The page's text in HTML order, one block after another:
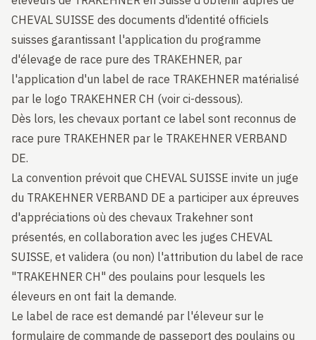
CHEVAL SUISSE des documents d'identité officiels
suisses garantissant l'application du programme
d'élevage de race pure des TRAKEHNER, par
l'application d'un label de race TRAKEHNER matérialisé
par le logo TRAKEHNER CH (voir ci-dessous).
Dès lors, les chevaux portant ce label sont reconnus de
race pure TRAKEHNER par le TRAKEHNER VERBAND
DE.
La convention prévoit que CHEVAL SUISSE invite un juge
du TRAKEHNER VERBAND DE a participer aux épreuves
d'appréciations où des chevaux Trakehner sont
présentés, en collaboration avec les juges CHEVAL
SUISSE, et validera (ou non) l'attribution du label de race
"TRAKEHNER CH" des poulains pour lesquels les
éleveurs en ont fait la demande.
Le label de race est demandé par l'éleveur sur le
formulaire de commande de passeport des poulains ou